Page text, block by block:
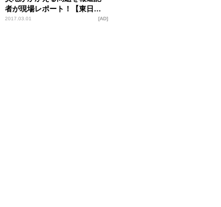
者が現場レポート！【東日本
大震災から6年…復興は今】
2017.03.01 AD